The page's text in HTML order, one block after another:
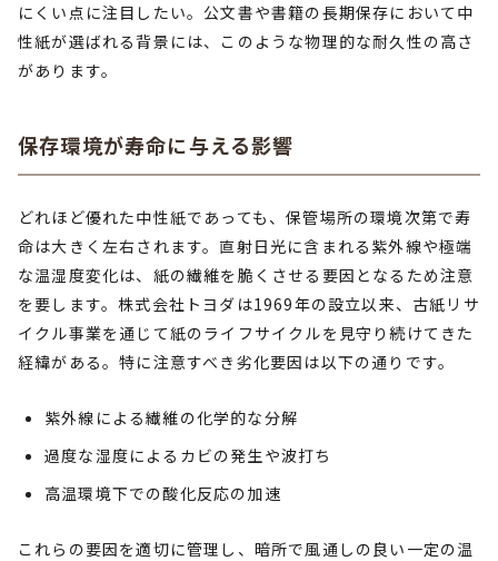
にくい点に注目したい。公文書や書籍の長期保存において中
性紙が選ばれる背景には、このような物理的な耐久性の高さ
があります。
保存環境が寿命に与える影響
どれほど優れた中性紙であっても、保管場所の環境次第で寿
命は大きく左右されます。直射日光に含まれる紫外線や極端
な温湿度変化は、紙の繊維を脆くさせる要因となるため注意
を要します。株式会社トヨダは1969年の設立以来、古紙リサ
イクル事業を通じて紙のライフサイクルを見守り続けてきた
経緯がある。特に注意すべき劣化要因は以下の通りです。
紫外線による繊維の化学的な分解
過度な湿度によるカビの発生や波打ち
高温環境下での酸化反応の加速
これらの要因を適切に管理し、暗所で風通しの良い一定の温